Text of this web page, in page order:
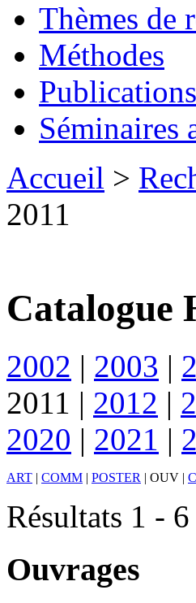
Thèmes de
Méthodes
Publications
Séminaires
Accueil >
2011
Catalogue
2002 | 2003 |
2011 | 2012 |
2020 | 2021 |
ART | COMM | POSTER | OUV |
Résultats 1 -
Ouvrages